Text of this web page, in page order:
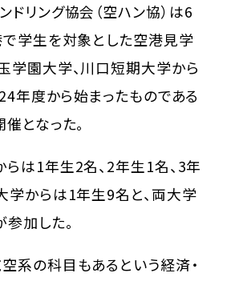
ドリング協会（空ハン協）は6
学生を対象とした空港見学
学園大学、川口短期大学から
年度から始まったものである
となった。
は1年生2名、2年生1名、3年
学からは1年生9名と、両大学
加した。
系の科目もあるという経済・